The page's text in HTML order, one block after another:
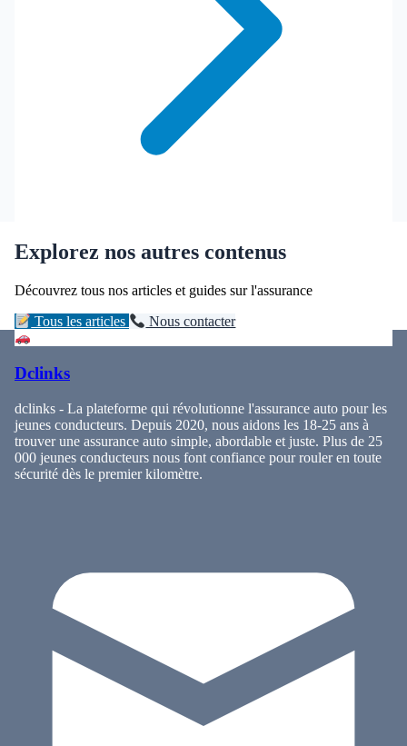
Explorez nos autres contenus
Découvrez tous nos articles et guides sur l'assurance
Tous les articles Nous contacter
Dclinks
dclinks - La plateforme qui révolutionne l'assurance auto pour les
jeunes conducteurs. Depuis 2020, nous aidons les 18-25 ans à
trouver une assurance auto simple, abordable et juste. Plus de 25
000 jeunes conducteurs nous font confiance pour rouler en toute
sécurité dès le premier kilomètre.